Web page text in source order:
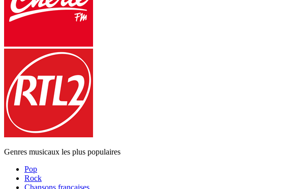
Genres musicaux les plus populaires
Pop
Rock